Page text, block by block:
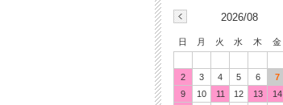
2026/08
日 月 火 水 木 金
2
3 4 5 6 7
9
10 11 12 13 14